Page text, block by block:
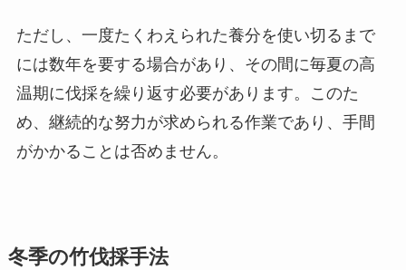
ただし、一度たくわえられた養分を使い切るまで
には数年を要する場合があり、その間に毎夏の高
温期に伐採を繰り返す必要があります。このた
め、継続的な努力が求められる作業であり、手間
がかかることは否めません。
冬季の竹伐採手法